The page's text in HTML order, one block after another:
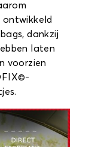
ontwikkeld
dankzij
laten
voorzien